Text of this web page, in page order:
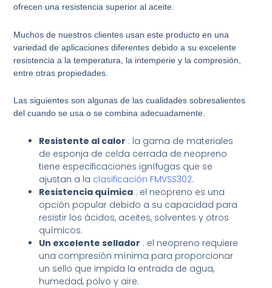
ofrecen una resistencia superior al aceite.
Muchos de nuestros clientes usan este producto en una
variedad de aplicaciones diferentes debido a su excelente
resistencia a la temperatura, la intemperie y la compresión,
entre otras propiedades.
Las siguientes son algunas de las cualidades sobresalientes
del cuando se usa o se combina adecuadamente.
Resistente al calor : la gama de materiales
de esponja de celda cerrada de neopreno
tiene especificaciones ignífugas que se
ajustan a la clasificación FMVSS302.
Resistencia química : el neopreno es una
opción popular debido a su capacidad para
resistir los ácidos, aceites, solventes y otros
químicos.
Un excelente sellador : el neopreno requiere
una compresión mínima para proporcionar
un sello que impida la entrada de agua,
humedad, polvo y aire.